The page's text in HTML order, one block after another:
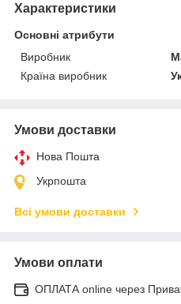
Характеристики
Основні атрибути
Виробник
Країна виробник
Умови доставки
Нова Пошта
Укрпошта
Всі умови доставки
Умови оплати
ОПЛАТА online через